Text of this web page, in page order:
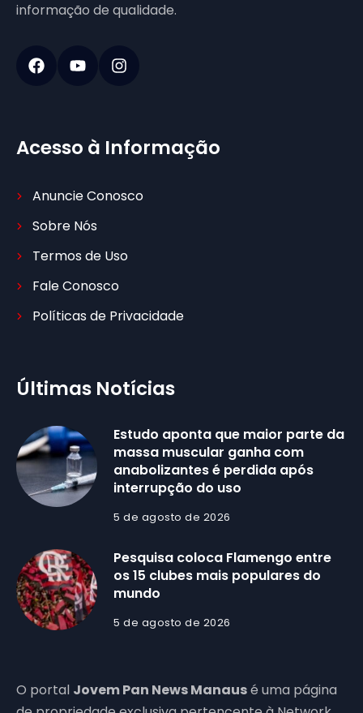
informação de qualidade.
Acesso à Informação
Anuncie Conosco
Sobre Nós
Termos de Uso
Fale Conosco
Políticas de Privacidade
Últimas Notícias
Estudo aponta que maior parte da
massa muscular ganha com
anabolizantes é perdida após
interrupção do uso
5 de agosto de 2026
Pesquisa coloca Flamengo entre
os 15 clubes mais populares do
mundo
5 de agosto de 2026
O portal Jovem Pan News Manausé uma página